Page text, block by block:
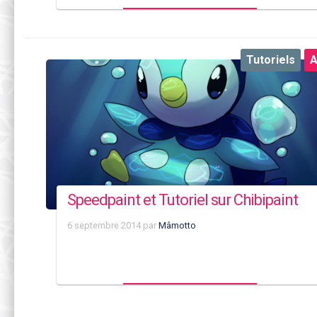
Tutoriels
Speedpaint et Tutoriel sur Chibipaint
6 septembre 2014 par Mâmotto